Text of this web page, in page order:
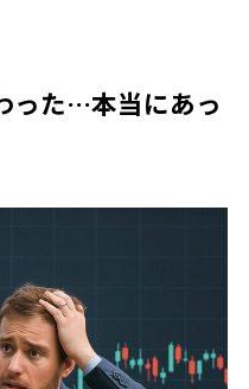
った…本当にあっ